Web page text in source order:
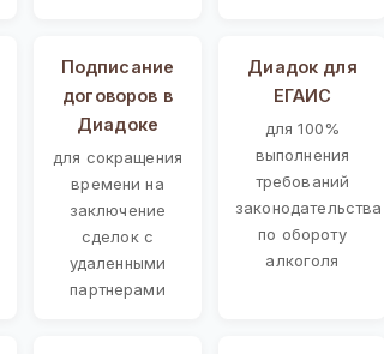
Подписание
договоров в
Диадоке
для сокращения
времени на
заключение
сделок с
удаленными
партнерами
Диадок для
ЕГАИС
для 100%
выполнения
требований
законодательства
по обороту
алкоголя